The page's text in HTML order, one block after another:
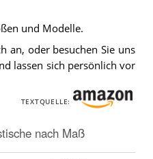
und Modelle.
an, oder besuchen Sie uns
lassen sich persönlich vor
TEXTQUELLE:
nach Maß